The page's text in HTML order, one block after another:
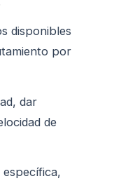
disponibles
por
dar
de